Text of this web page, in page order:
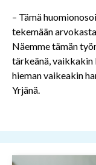
– Tämä
tekemään
Näemme tämän
tärkeänä, vaikkakin
hieman vaikeakin
Yrjänä.